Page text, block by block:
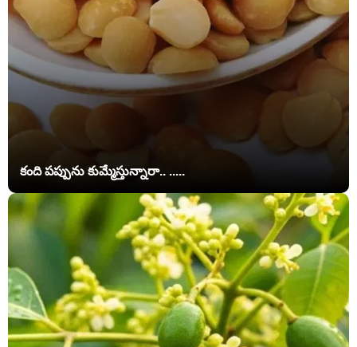
కంది పప్పును కుమ్మేస్తున్నారా.. .....